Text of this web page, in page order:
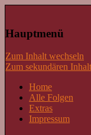
Lass mal
Hauptmenü
Zum Inhalt wechseln
Zum sekundären
Home
Alle Folgen
Extras
Impressum